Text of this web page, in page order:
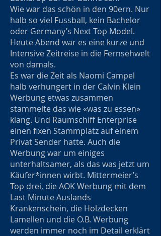
Wie war das schön in den 90ern. Nur
halb so viel Fussball, kein Bachelor
oder Germany’s Next Top Model.
Heute Abend war es eine kurze und
Intensive Zeitreise in die Fernsehwelt
von damals.
Es war die Zeit als Naomi Campel
halb verhungert in der Calvin Klein
Werbung etwas zusammen
stammelte das wie «was zu essen»
klang. Und Raumschiff Enterprise
einen fixen Stammplatz auf einem
Privat Sender hatte. Auch die
Werbung war um einiges
unterhaltsamer, als das was jetzt um
Käufer*innen wirbt. Mittermeier’s
Top drei, die AOK Werbung mit dem
Last Minute Auslands
Krankenschein, die Holzdecken
Lamellen und die O.B. Werbung
werden immer noch im Detail erklärt